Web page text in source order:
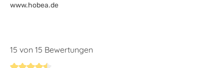
www.hobea.de
15 von 15 Bewertungen